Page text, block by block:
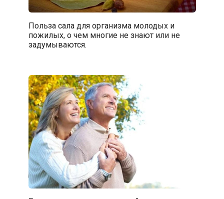
Польза сала для организма молодых и
пожилых, о чем многие не знают или не
задумываются.